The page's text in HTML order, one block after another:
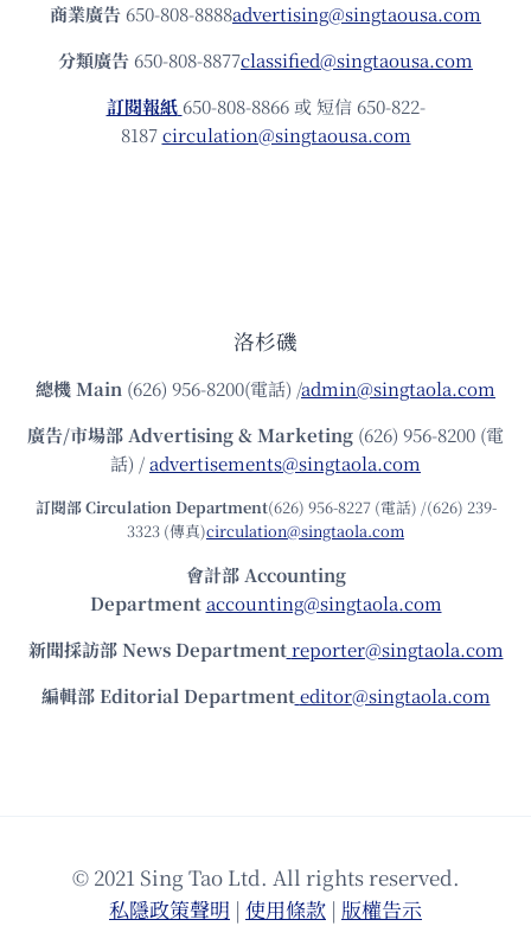
商業廣告 650-808-8888advertising@singtaousa.com
分類廣告 650-808-8877classified@singtaousa.com
訂閱報紙 650-808-8866 或 短信 650-822-
8187circulation@singtaousa.com
洛杉磯
總機Main (626) 956-8200(電話) /admin@singtaola.com
廣告/市場部Advertising & Marketing (626) 956-8200 (電
話) /advertisements@singtaola.com
訂閱部 Circulation Department(626) 956-8227 (電話) /(626) 239-
3323 (傳真)circulation@singtaola.com
會計部 Accounting
Department accounting@singtaola.com
新聞採訪部 News Department reporter@singtaola.com
編輯部 Editorial Department editor@singtaola.com
© 2021 Sing Tao Ltd. All rights reserved.
私隱政策聲明 | 使⽤條款 | 版權告⽰